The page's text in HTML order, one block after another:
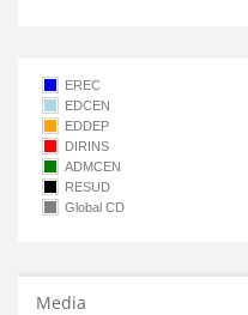
EREC
EDCEN
EDDEP
DIRINS
ADMCEN
RESUD
Global CD
Media